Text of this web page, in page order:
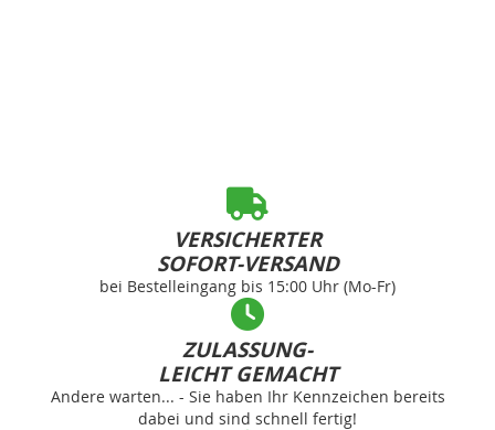
VERSICHERTER
SOFORT-VERSAND
bei Bestelleingang bis 15:00 Uhr (Mo-Fr)
ZULASSUNG-
LEICHT GEMACHT
Andere warten... - Sie haben Ihr Kennzeichen bereits
dabei und sind schnell fertig!